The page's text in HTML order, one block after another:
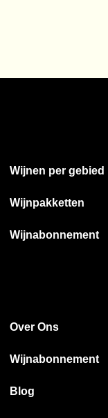
Wijnen per gebied
Wijnpakketten
Wijnabonnement
Over Ons
Wijnabonnement
Blog